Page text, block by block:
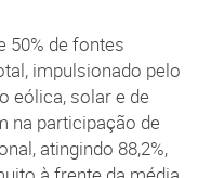
50% de fontes
impulsionado pelo
eólica, solar e de
na participação de
atingindo 88,2%,